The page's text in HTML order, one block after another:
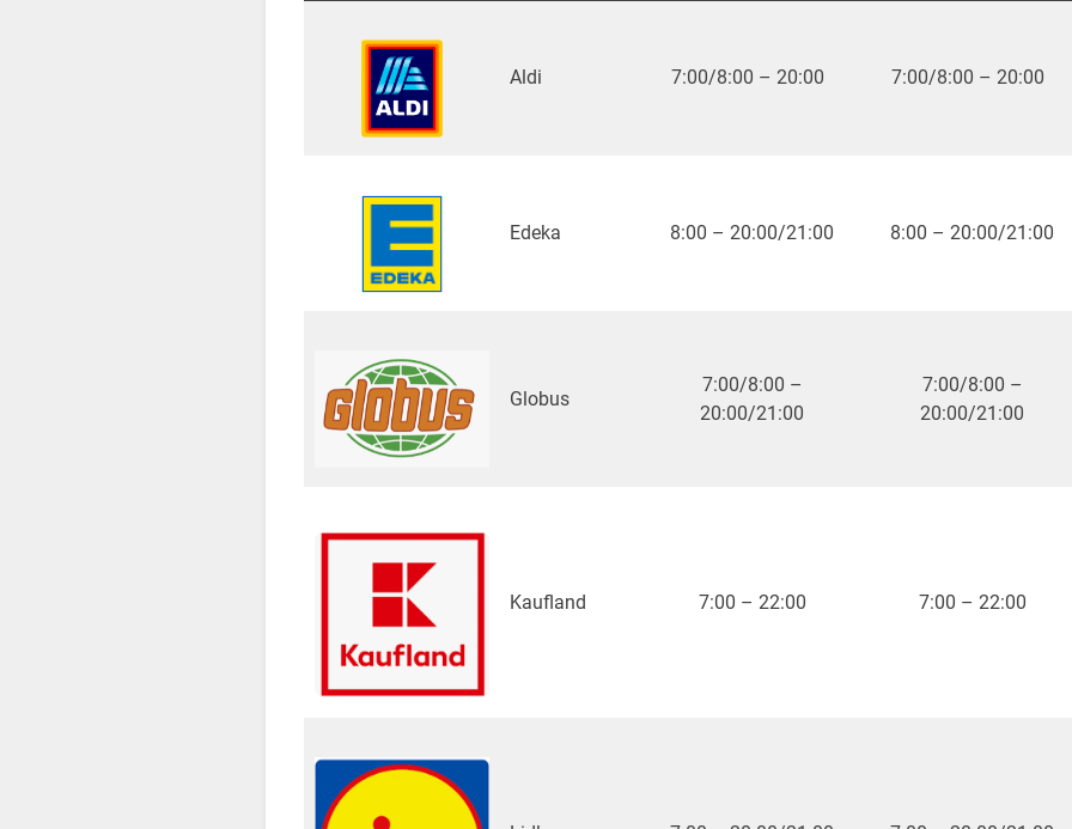
Aldi 7:00/8:00 – 20:00 7:00/8:00 – 20:00
Edeka 8:00 – 20:00/21:00 8:00 – 20:00/21:00
Globus
7:00/8:00 –
20:00/21:00
7:00/8:00 –
20:00/21:00
Kaufland 7:00 – 22:00 7:00 – 22:00